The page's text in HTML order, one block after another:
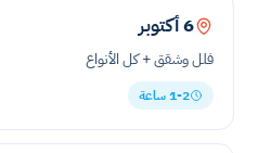
6 أكتوبر
فلل وشقق + كل الأنواع
1-2 ساعة